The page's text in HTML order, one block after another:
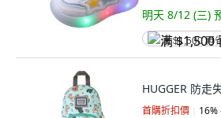
明天 8/12 (三)
满 $1,500 再
HUGGER 防走
首購折扣價 16%